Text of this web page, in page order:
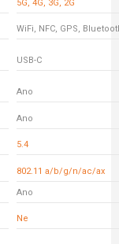
5G, 4G, 3G, 2G
WiFi, NFC, GPS,
USB-C
Ano
Ano
5.4
802.11 a/b/g/n/ac/ax
Ano
Ne